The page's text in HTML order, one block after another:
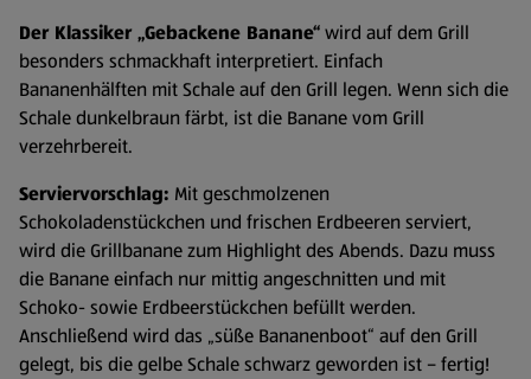
Der Klassiker „Gebackene Banane“wird auf dem Grill
besonders schmackhaft interpretiert. Einfach
Bananenhälften mit Schale auf den Grill legen. Wenn sich die
Schale dunkelbraun färbt, ist die Banane vom Grill
verzehrbereit.
Serviervorschlag: Mit geschmolzenen
Schokoladenstückchen und frischen Erdbeeren serviert,
wird die Grillbanane zum Highlight des Abends. Dazu muss
die Banane einfach nur mittig angeschnitten und mit
Schoko- sowie Erdbeerstückchen befüllt werden.
Anschließend wird das „süße Bananenboot“ auf den Grill
gelegt, bis die gelbe Schale schwarz geworden ist – fertig!